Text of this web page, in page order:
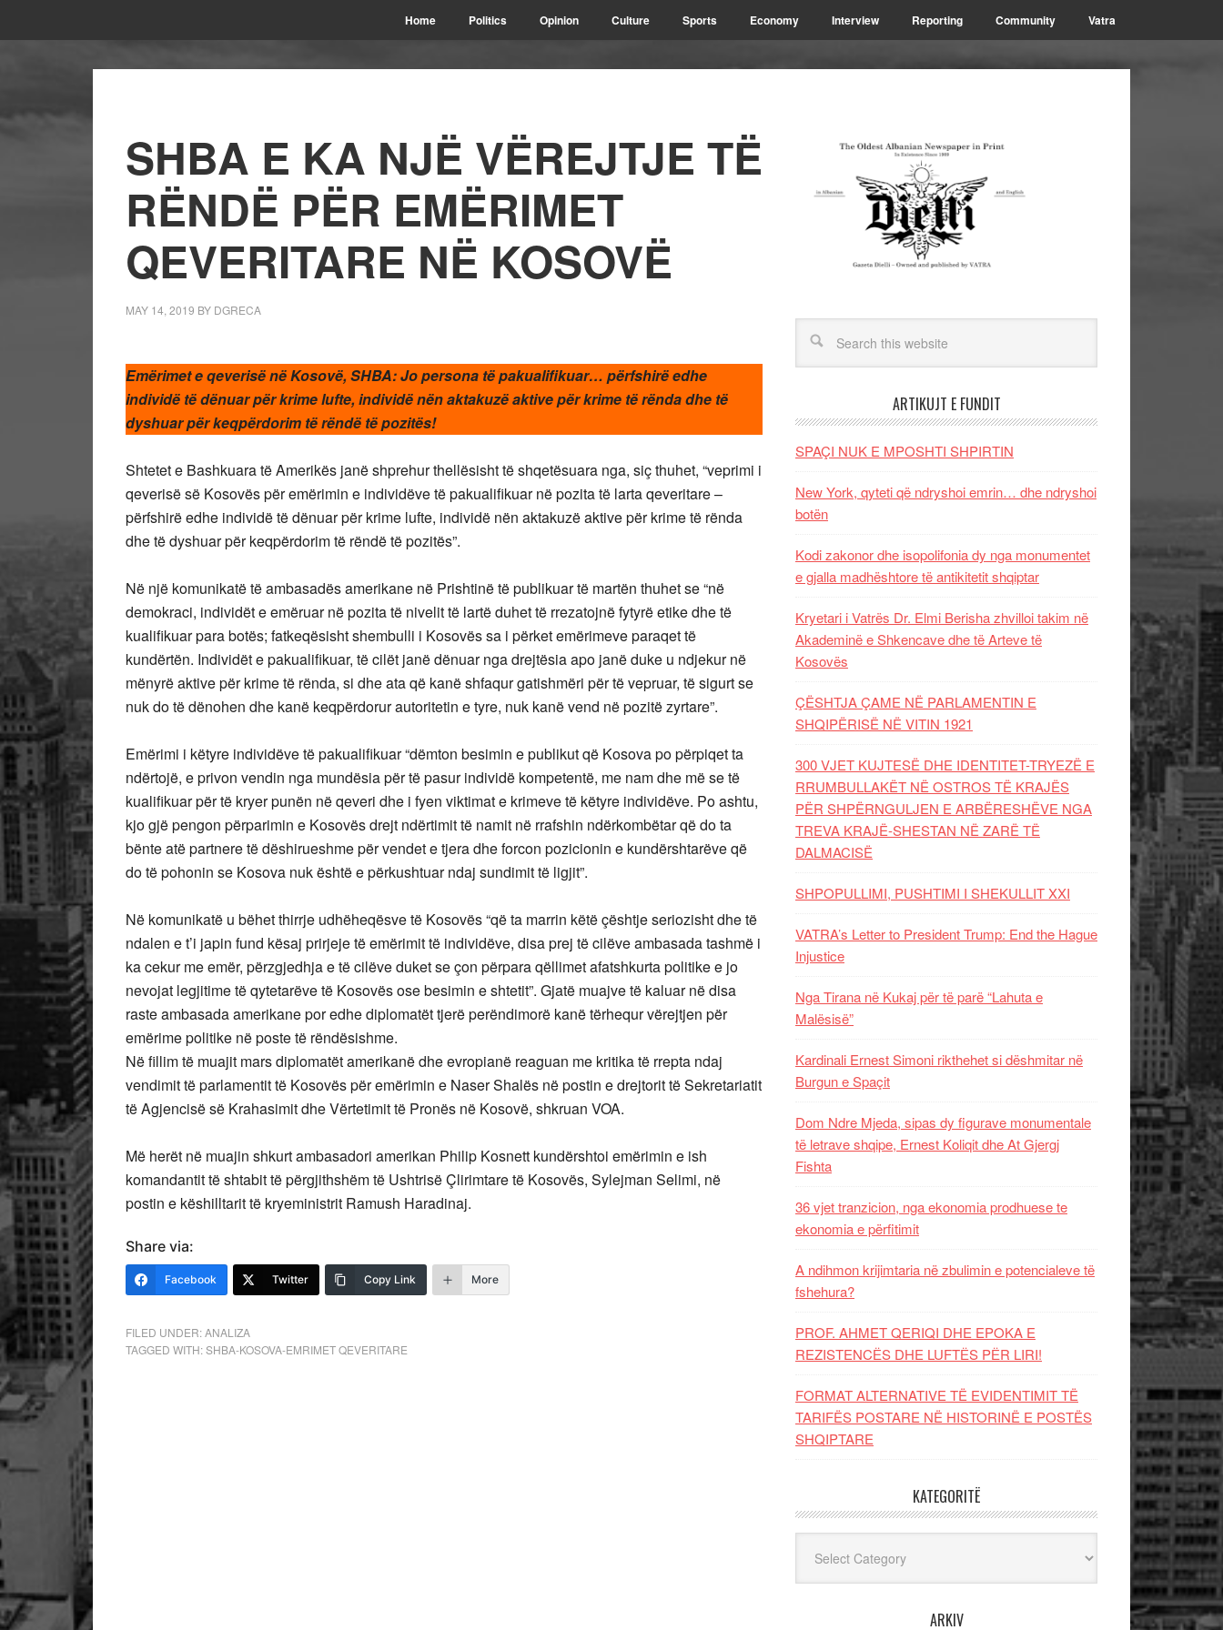
Home Politics Opinion Culture Sports Economy Interview Reporting Community Vatra
SHBA E KA NJË VËREJTJE TË
RËNDË PËR EMËRIMET
QEVERITARE NË KOSOVË
MAY 14, 2019 BY DGRECA
Emërimet e qeverisë në Kosovë, SHBA: Jo persona të pakualifikuar… përfshirë edhe
individë të dënuar për krime lufte, individë nën aktakuzë aktive për krime të rënda dhe të
dyshuar për keqpërdorim të rëndë të pozitës!
Shtetet e Bashkuara të Amerikës janë shprehur thellësisht të shqetësuara nga, siç thuhet, “veprimi i
qeverisë së Kosovës për emërimin e individëve të pakualifikuar në pozita të larta qeveritare –
përfshirë edhe individë të dënuar për krime lufte, individë nën aktakuzë aktive për krime të rënda
dhe të dyshuar për keqpërdorim të rëndë të pozitës”.
Në një komunikatë të ambasadës amerikane në Prishtinë të publikuar të martën thuhet se “në
demokraci, individët e emëruar në pozita të nivelit të lartë duhet të rrezatojnë fytyrë etike dhe të
kualifikuar para botës; fatkeqësisht shembulli i Kosovës sa i përket emërimeve paraqet të
kundërtën. Individët e pakualifikuar, të cilët janë dënuar nga drejtësia apo janë duke u ndjekur në
mënyrë aktive për krime të rënda, si dhe ata që kanë shfaqur gatishmëri për të vepruar, të sigurt se
nuk do të dënohen dhe kanë keqpërdorur autoritetin e tyre, nuk kanë vend në pozitë zyrtare”.
Emërimi i këtyre individëve të pakualifikuar “dëmton besimin e publikut që Kosova po përpiqet ta
ndërtojë, e privon vendin nga mundësia për të pasur individë kompetentë, me nam dhe më se të
kualifikuar për të kryer punën në qeveri dhe i fyen viktimat e krimeve të këtyre individëve. Po ashtu,
kjo gjë pengon përparimin e Kosovës drejt ndërtimit të namit në rrafshin ndërkombëtar që do ta
bënte atë partnere të dëshirueshme për vendet e tjera dhe forcon pozicionin e kundërshtarëve që
do të pohonin se Kosova nuk është e përkushtuar ndaj sundimit të ligjit”.
Në komunikatë u bëhet thirrje udhëheqësve të Kosovës “që ta marrin këtë çështje seriozisht dhe të
ndalen e t’i japin fund kësaj prirjeje të emërimit të individëve, disa prej të cilëve ambasada tashmë i
ka cekur me emër, përzgjedhja e të cilëve duket se çon përpara qëllimet afatshkurta politike e jo
nevojat legjitime të qytetarëve të Kosovës ose besimin e shtetit”. Gjatë muajve të kaluar në disa
raste ambasada amerikane por edhe diplomatët tjerë perëndimorë kanë tërhequr vërejtjen për
emërime politike në poste të rëndësishme.
Në fillim të muajit mars diplomatët amerikanë dhe evropianë reaguan me kritika të rrepta ndaj
vendimit të parlamentit të Kosovës për emërimin e Naser Shalës në postin e drejtorit të Sekretariatit
të Agjencisë së Krahasimit dhe Vërtetimit të Pronës në Kosovë, shkruan VOA.
Më herët në muajin shkurt ambasadori amerikan Philip Kosnett kundërshtoi emërimin e ish
komandantit të shtabit të përgjithshëm të Ushtrisë Çlirimtare të Kosovës, Sylejman Selimi, në
postin e këshilltarit të kryeministrit Ramush Haradinaj.
Share via:
Facebook Twitter Copy Link More
FILED UNDER:ANALIZA
TAGGED WITH:SHBA-KOSOVA-EMRIMET QEVERITARE
ARTIKUJT E FUNDIT
SPAÇI NUK E MPOSHTI SHPIRTIN
New York, qyteti që ndryshoi emrin… dhe ndryshoi
botën
Kodi zakonor dhe isopolifonia dy nga monumentet
e gjalla madhështore të antikitetit shqiptar
Kryetari i Vatrës Dr. Elmi Berisha zhvilloi takim në
Akademinë e Shkencave dhe të Arteve të
Kosovës
ÇËSHTJA ÇAME NË PARLAMENTIN E
SHQIPËRISË NË VITIN 1921
300 VJET KUJTESË DHE IDENTITET-TRYEZË E
RRUMBULLAKËT NË OSTROS TË KRAJËS
PËR SHPËRNGULJEN E ARBËRESHËVE NGA
TREVA KRAJË-SHESTAN NË ZARË TË
DALMACISË
SHPOPULLIMI, PUSHTIMI I SHEKULLIT XXI
VATRA’s Letter to President Trump: End the Hague
Injustice
Nga Tirana në Kukaj për të parë “Lahuta e
Malësisë”
Kardinali Ernest Simoni rikthehet si dëshmitar në
Burgun e Spaçit
Dom Ndre Mjeda, sipas dy figurave monumentale
të letrave shqipe, Ernest Koliqit dhe At Gjergj
Fishta
36 vjet tranzicion, nga ekonomia prodhuese te
ekonomia e përfitimit
A ndihmon krijimtaria në zbulimin e potencialeve të
fshehura?
PROF. AHMET QERIQI DHE EPOKA E
REZISTENCЁS DHE LUFTЁS PЁR LIRI!
FORMAT ALTERNATIVE TË EVIDENTIMIT TË
TARIFËS POSTARE NË HISTORINË E POSTËS
SHQIPTARE
KATEGORITË
ARKIV